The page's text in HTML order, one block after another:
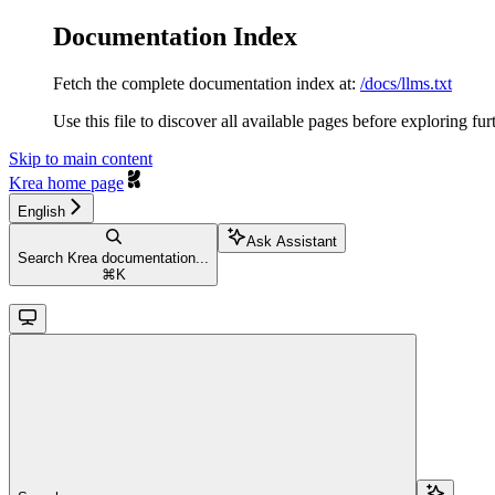
Documentation Index
Fetch the complete documentation index at: /docs/llms.txt
Use this file to discover all available pages before exploring
Skip to main content
Krea home page
English
Search Krea documentation...
⌘ K
Ask Assistant